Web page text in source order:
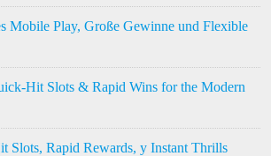
Mobile Play, Große Gewinne und Flexible
Slots & Rapid Wins for the Modern
Slots, Rapid Rewards, y Instant Thrills